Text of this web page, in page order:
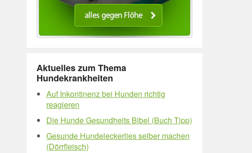
Aktuelles zum Thema
Hundekrankheiten
Auf Inkontinenz bei Hunden richtig
reagieren
Die Hunde Gesundheits Bibel (Buch Tipp)
Gesunde Hundeleckerlies selber machen
(Dörrfleisch)